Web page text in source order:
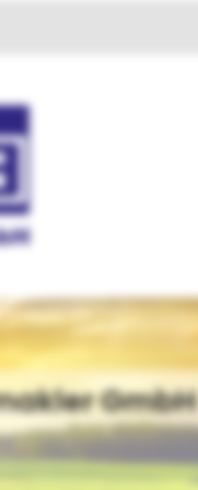
GmbH